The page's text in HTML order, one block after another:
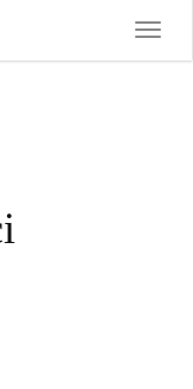
Toggle